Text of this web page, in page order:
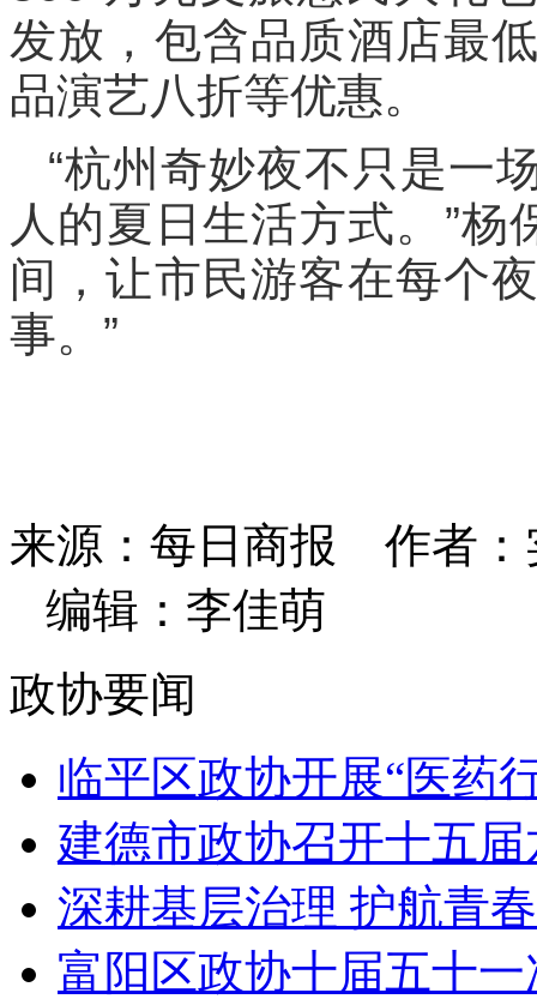
发放，包含品质酒店最
品演艺八折等优惠。
“杭州奇妙夜不只是一
人的夏日生活方式。”
间，让市民游客在每个
事。”
来源：每日商报 作者
编辑：李佳萌
政协要闻
临平区政协开展“医药
建德市政协召开十五
深耕基层治理 护航青
富阳区政协十届五十